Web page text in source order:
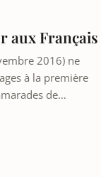
aux Français
2016) ne
à la première
de…